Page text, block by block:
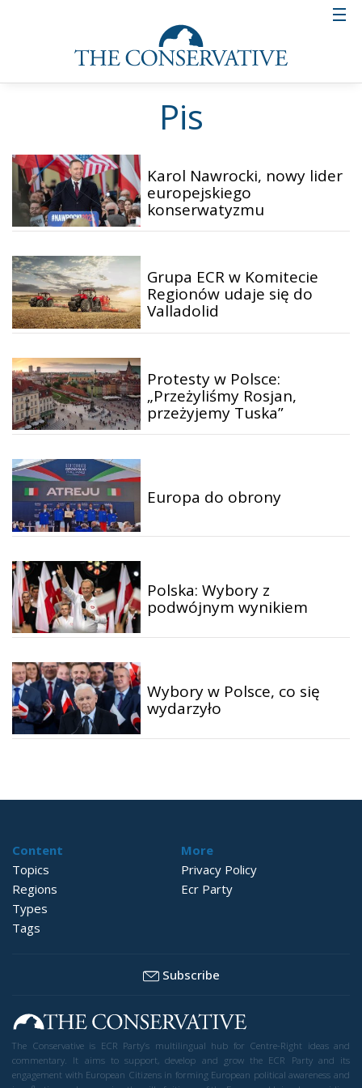
Pis
Karol Nawrocki, nowy lider
europejskiego
konserwatyzmu
Grupa ECR w Komitecie
Regionów udaje się do
Valladolid
Protesty w Polsce:
„Przeżyliśmy Rosjan,
przeżyjemy Tuska”
Europa do obrony
Polska: Wybory z
podwójnym wynikiem
Wybory w Polsce, co się
wydarzyło
Content
Topics
Regions
Types
Tags
More
Privacy Policy
Ecr Party
Subscribe
The Conservative is ECR Party’s multilingual hub for Centre-Right ideas and
commentary. It aims to support, develop and grow the ECR Party and its
engagement with European Citizens in forming European political awareness and